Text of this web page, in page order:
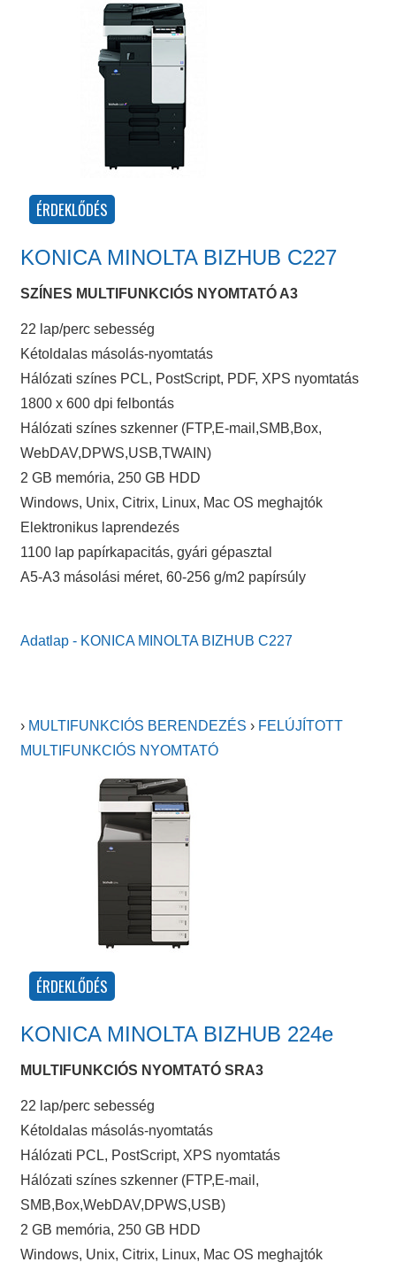
KONICA MINOLTA BIZHUB C227
SZÍNES MULTIFUNKCIÓS NYOMTATÓ A3
22 lap/perc sebesség
Kétoldalas másolás-nyomtatás
Hálózati színes PCL, PostScript, PDF, XPS nyomtatás
1800 x 600 dpi felbontás
Hálózati színes szkenner (FTP,E-mail,SMB,Box,
WebDAV,DPWS,USB,TWAIN)
2 GB memória, 250 GB HDD
Windows, Unix, Citrix, Linux, Mac OS meghajtók
Elektronikus laprendezés
1100 lap papírkapacitás, gyári gépasztal
A5-A3 másolási méret, 60-256 g/m2 papírsúly
Adatlap - KONICA MINOLTA BIZHUB C227
› MULTIFUNKCIÓS BERENDEZÉS › FELÚJÍTOTT
MULTIFUNKCIÓS NYOMTATÓ
KONICA MINOLTA BIZHUB 224e
MULTIFUNKCIÓS NYOMTATÓ SRA3
22 lap/perc sebesség
Kétoldalas másolás-nyomtatás
Hálózati PCL, PostScript, XPS nyomtatás
Hálózati színes szkenner (FTP,E-mail,
SMB,Box,WebDAV,DPWS,USB)
2 GB memória, 250 GB HDD
Windows, Unix, Citrix, Linux, Mac OS meghajtók